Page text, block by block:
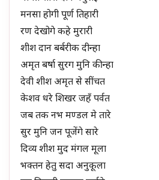
मनसा होगी पूर्ण तिहारी
रण देखोगे कहे मुरारी
शीश दान बर्बरीक दीन्हा
अमृत बर्षा सुरग मुनि कीन्हा
देवी शीश अमृत से सींचत
केशव धरे शिखर जहँ पर्वत
जब तक नभ मण्डल मे तारे
सुर मुनि जन पूजेंगे सारे
दिव्य शीश मुद मंगल मूला
भक्तन हेतु सदा अनुकूला